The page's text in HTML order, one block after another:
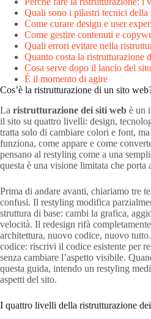
Quali sono i pilastri tecnici della
Come curare design e user
Come gestire contenuti e
Quali errori evitare nella
Quanto costa la ristrutturazione
Cosa serve dopo il lancio del
È il momento di agire
Cos’è la ristrutturazione di un sito
La ristrutturazione dei siti web è un
il sito su quattro livelli: design,
tratta solo di cambiare colori e font,
funziona, come appare e come
pensano al restyling come a una
questa è una visione limitata che porta
Prima di andare avanti, chiariamo tre
confusi. Il restyling modifica
struttura di base: cambi la grafica,
velocità. Il redesign rifà
architettura, nuovo codice, nuovo
codice: riscrivi il codice esistente per
senza cambiare l’aspetto visibile.
questa guida, intendo un restyling
aspetti del sito.
I quattro livelli della ristrutturazione